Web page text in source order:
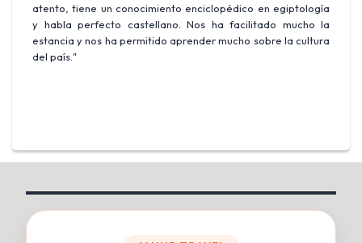
atento, tiene un conocimiento enciclopédico en egiptología
y habla perfecto castellano. Nos ha facilitado mucho la
estancia y nos ha permitido aprender mucho sobre la cultura
del país."